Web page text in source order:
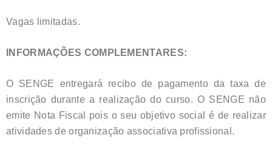
Vagas limitadas.
INFORMAÇÕES COMPLEMENTARES:
O SENGE entregará recibo de pagamento da taxa de
inscrição durante a realização do curso. O SENGE não
emite Nota Fiscal pois o seu objetivo social é de realizar
atividades de organização associativa profissional.